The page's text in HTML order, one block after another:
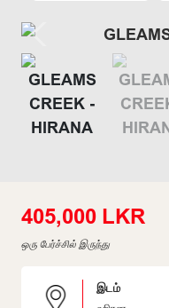
405,000 LKR
ஒரு பேர்ச்சில் இருந்து
இடம்